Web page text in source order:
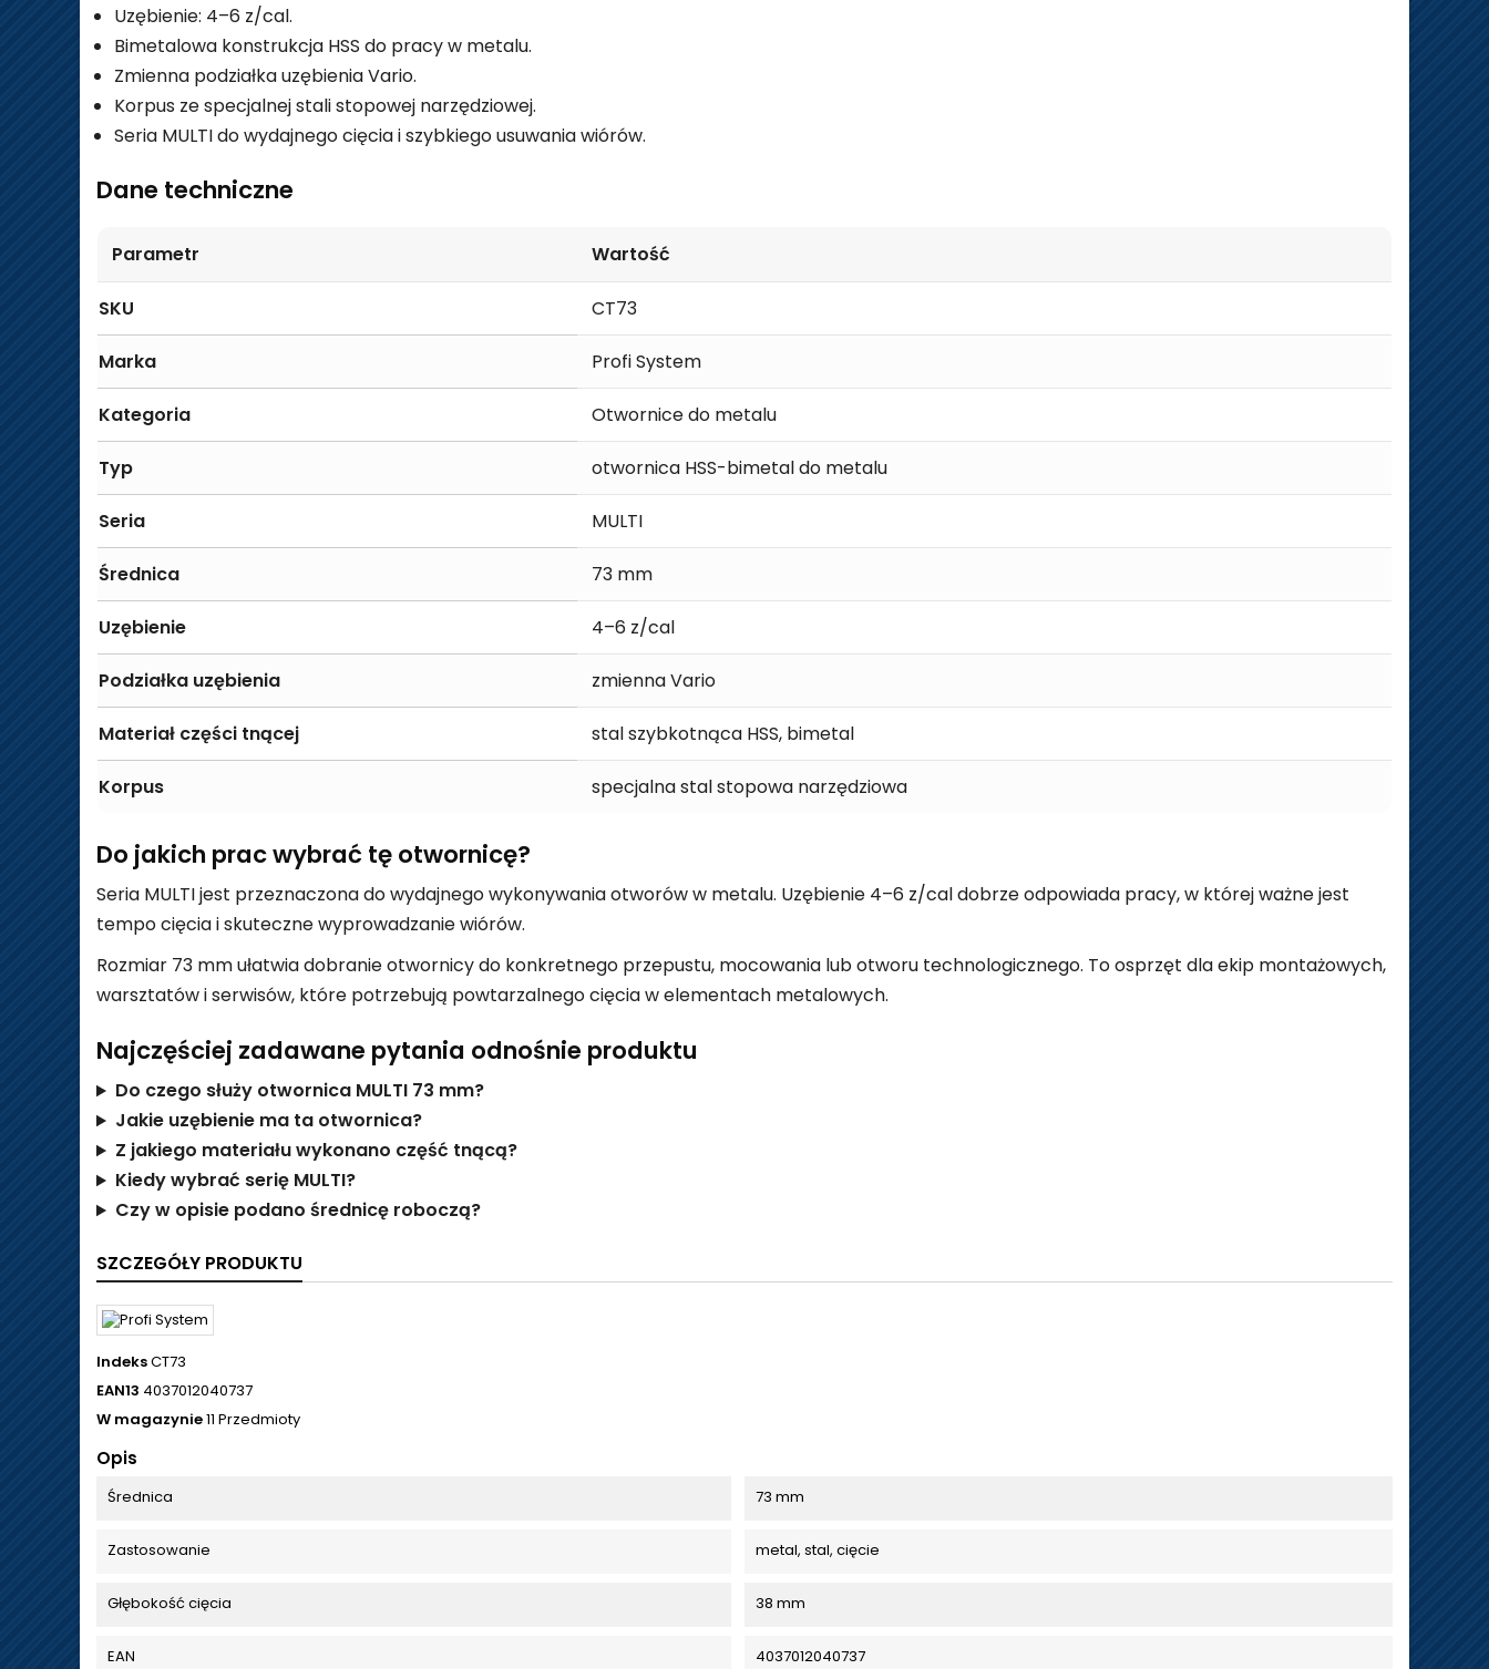
Uzębienie: 4–6 z/cal.
Bimetalowa konstrukcja HSS do pracy w metalu.
Zmienna podziałka uzębienia Vario.
Korpus ze specjalnej stali stopowej narzędziowej.
Seria MULTI do wydajnego cięcia i szybkiego usuwania wiórów.
Dane techniczne
Parametr Wartość
SKU CT73
Marka Profi System
Kategoria Otwornice do metalu
Typ otwornica HSS-bimetal do metalu
Seria MULTI
Średnica 73 mm
Uzębienie 4–6 z/cal
Podziałka uzębienia zmienna Vario
Materiał części tnącej stal szybkotnąca HSS, bimetal
Korpus specjalna stal stopowa narzędziowa
Do jakich prac wybrać tę otwornicę?
Seria MULTI jest przeznaczona do wydajnego wykonywania otworów w metalu. Uzębienie 4–6 z/cal dobrze odpowiada pracy, w której ważne jest
tempo cięcia i skuteczne wyprowadzanie wiórów.
Rozmiar 73 mm ułatwia dobranie otwornicy do konkretnego przepustu, mocowania lub otworu technologicznego. To osprzęt dla ekip montażowych,
warsztatów i serwisów, które potrzebują powtarzalnego cięcia w elementach metalowych.
Najczęściej zadawane pytania odnośnie produktu
Do czego służy otwornica MULTI 73 mm?
Jakie uzębienie ma ta otwornica?
Z jakiego materiału wykonano część tnącą?
Kiedy wybrać serię MULTI?
Czy w opisie podano średnicę roboczą?
SZCZEGÓŁY PRODUKTU
IndeksCT73
EAN13 4037012040737
W magazynie11 Przedmioty
Opis
Średnica 73 mm
Zastosowanie metal, stal, cięcie
Głębokość cięcia 38 mm
EAN 4037012040737